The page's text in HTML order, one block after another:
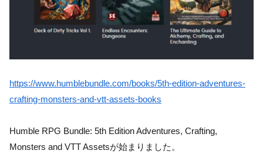
https://www.humblebundle.com/books/5th-edition-adventures-
crafting-monsters-and-vtt-assets-books
Humble RPG Bundle: 5th Edition Adventures, Crafting,
Monsters and VTT Assetsが始まりました。